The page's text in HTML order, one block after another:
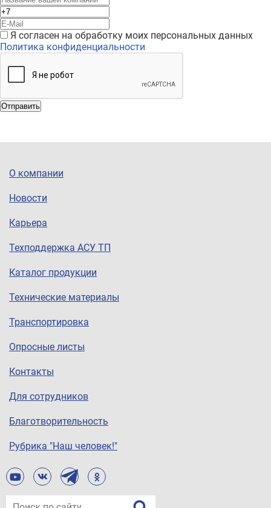
Я согласен на обработку моих персональных данных
Политика конфиденциальности
Отправить
О компании
Новости
Карьера
Техподдержка АСУ ТП
Каталог продукции
Технические материалы
Транспортировка
Опросные листы
Контакты
Для сотрудников
Благотворительность
Рубрика "Наш человек!"